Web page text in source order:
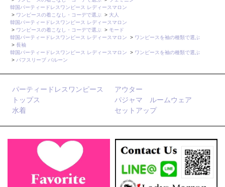
韓国パーティードレスワンピース レディースマロン
> ワンピースの着こなし・コーデで選ぶ > 大人
韓国パーティードレスワンピース レディースマロン
> ワンピースの着こなし・コーデで選ぶ > モード
韓国パーティードレスワンピース レディースマロン
> ワンピースを袖の種類で選ぶ
> 長袖
韓国パーティードレスワンピース レディースマロン
> ワンピースを袖の種類で選ぶ
> パフスリーブ バルーン
パーティードレスワンピース
アウター
トップス
パジャマ ルームウェア
水着
セットアップ